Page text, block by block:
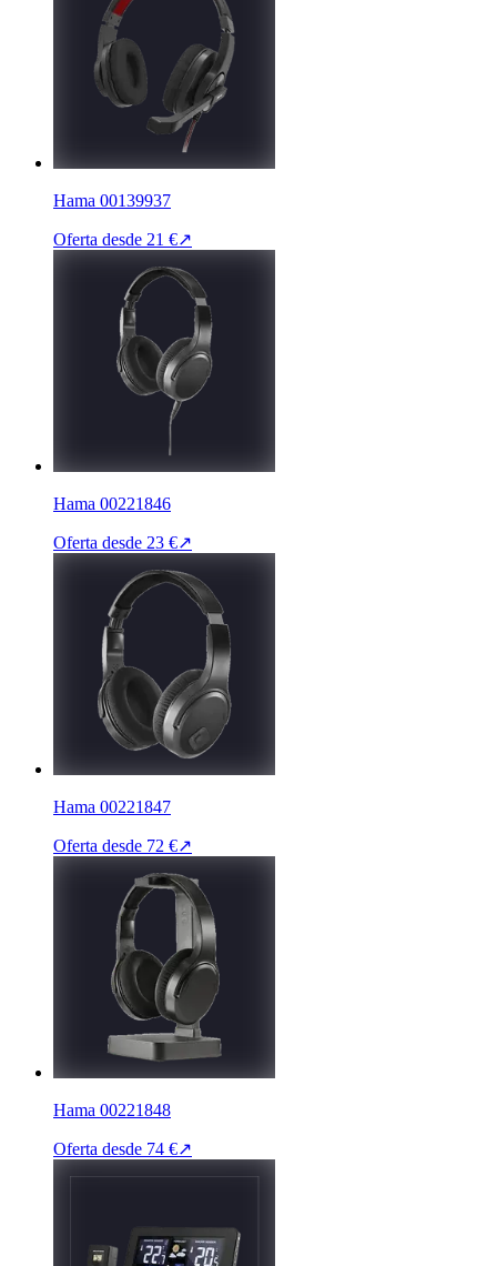
Hama 00139937
Oferta desde 21 €↗
Hama 00221846
Oferta desde 23 €↗
Hama 00221847
Oferta desde 72 €↗
Hama 00221848
Oferta desde 74 €↗